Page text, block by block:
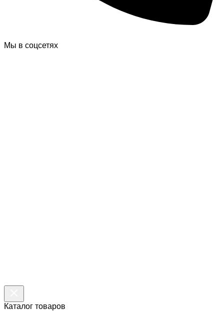
Мы в соцсетях
Каталог товаров